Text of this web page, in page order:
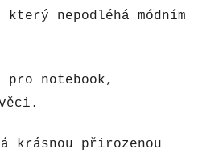
nepodléhá módním
notebook,
krásnou přirozenou